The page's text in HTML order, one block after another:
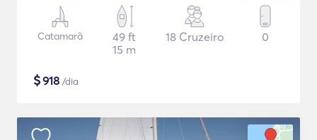
Catamarã
49 ft
15 m
18 Cruzeiro 0
$918 /dia